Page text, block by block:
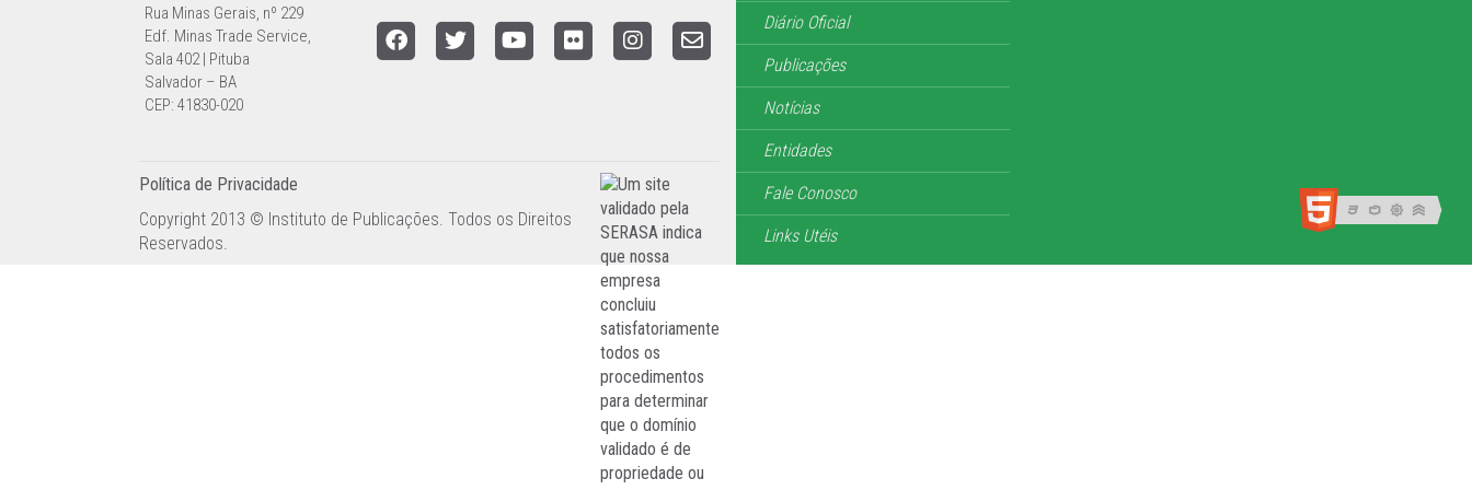
Rua Minas Gerais, nº 229
Edf. Minas Trade Service,
Sala 402 | Pituba
Salvador – BA
CEP: 41830-020
Política de Privacidade
Copyright 2013 © Instituto de Publicações. Todos os Direitos
Reservados.
Diário Oficial
Publicações
Notícias
Entidades
Fale Conosco
Links Utéis